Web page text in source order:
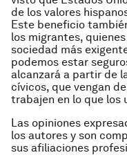
de los valores
Este beneficio
los migrantes,
sociedad más
podemos estar
alcanzará a partir de
cívicos, que vengan
trabajen en lo que los
Las opiniones
los autores y son
sus afiliaciones